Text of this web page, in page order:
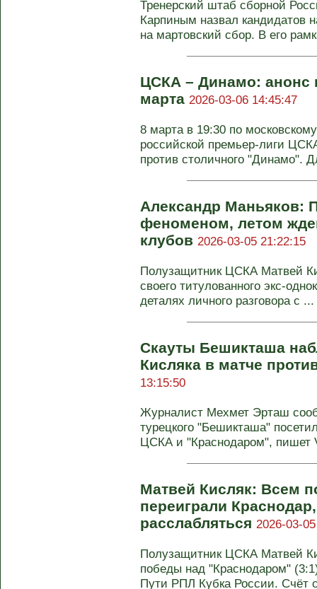
Тренерский штаб сборной
Карпиным назвал кандидатов
на мартовский сбор. В его
ЦСКА – Динамо: анонс
марта 2026-03-06 14:45:47
8 марта в 19:30 по
российской премьер-лиги
против столичного "Динамо".
Александр Маньяков:
феноменом, летом
клубов 2026-03-05 21:22:15
Полузащитник ЦСКА Матвей
своего титулованного экс-
деталях личного разговора с ...
Скауты Бешикташа
Кисляка в матче
13:15:50
Журналист Мехмет Эрташ
турецкого "Бешикташа"
ЦСКА и "Краснодаром", пишет
Матвей Кисляк: Всем
переиграли
расслабляться 2026-03-
Полузащитник ЦСКА Матвей
победы над "Краснодаром"
Пути РПЛ Кубка России. Счёт